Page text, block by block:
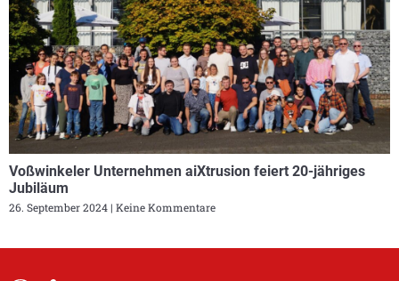
Voßwinkeler Unternehmen aiXtrusion feiert 20-jähriges
Jubiläum
26. September 2024 Keine Kommentare